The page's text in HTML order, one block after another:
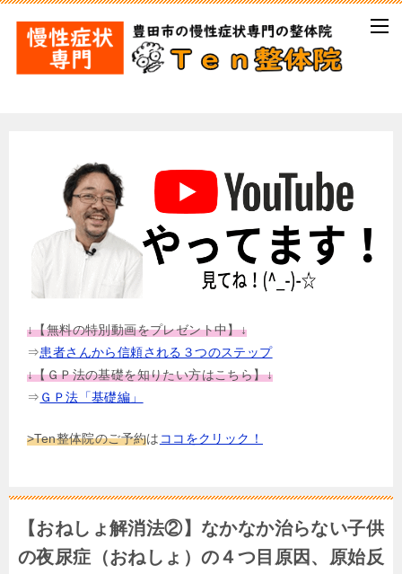
↓【無料の特別動画をプレゼント中】↓
⇒患者さんから信頼される３つのステップ
↓【ＧＰ法の基礎を知りたい方はこちら】↓
⇒ ＧＰ法「基礎編」
>Ten整体院のご予約は ココをクリック！
【おねしょ解消法②】なかなか治らない子供
の夜尿症（おねしょ）の４つ目原因、原始反